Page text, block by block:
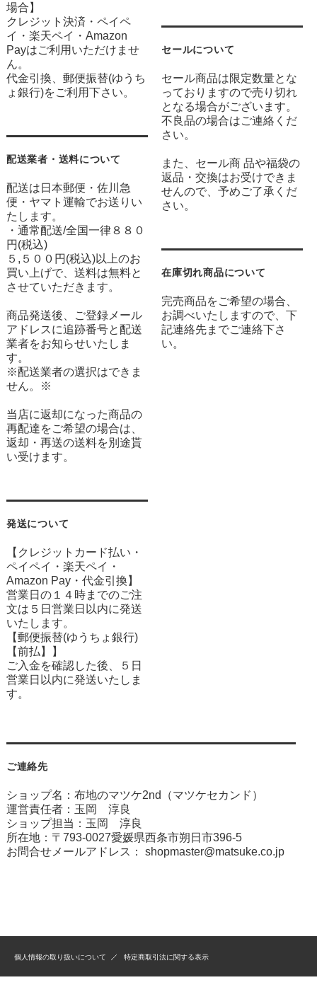
場合】
クレジット決済・ペイペ
イ・楽天ペイ・Amazon
Payはご利用いただけませ
ん。
代金引換、郵便振替(ゆうち
ょ銀行)をご利用下さい。
配送業者・送料について
配送は日本郵便・佐川急
便・ヤマト運輸でお送りい
たします。
・通常配送/全国一律８８０
円(税込)
５,５００円(税込)以上のお
買い上げで、送料は無料と
させていただきます。
商品発送後、ご登録メール
アドレスに追跡番号と配送
業者をお知らせいたしま
す。
※配送業者の選択はできま
せん。※
当店に返却になった商品の
再配達をご希望の場合は、
返却・再送の送料を別途貰
い受けます。
発送について
【クレジットカード払い・
ペイペイ・楽天ペイ・
Amazon Pay・ 代金引換】
営業日の１４時までのご注
文は５日営業日以内に発送
いたします。
【郵便振替(ゆうちょ銀行)
【前払】】
ご入金を確認した後、５日
営業日以内に発送いたしま
す。
セールについて
セール商品は限定数量とな
っておりますので売り切れ
となる場合がございます。
不良品の場合はご連絡くだ
さい。
また、セール商 品や福袋の
返品・交換はお受けできま
せんので、予めご了承くだ
さい。
在庫切れ商品について
完売商品をご希望の場合、
お調べいたしますので、下
記連絡先までご連絡下さ
い。
ご連絡先
ショップ名：布地のマツケ2nd（マツケセカンド）
運営責任者：玉岡 淳良
ショップ担当：玉岡 淳良
所在地：〒793-0027愛媛県西条市朔日市396-5
お問合せメールアドレス： shopmaster@matsuke.co.jp
個人情報の取り扱いについて 特定商取引法に関する表示